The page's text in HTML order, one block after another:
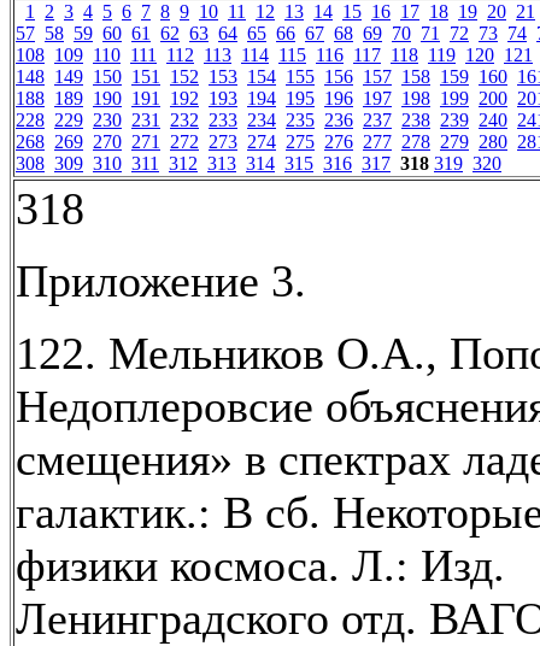
1 2 3 4 5 6 7 8 9 10 11 12 13 14 15 16 17 18 19 20 21
57 58 59 60 61 62 63 64 65 66 67 68 69 70 71 72 73 74
108 109 110 111 112 113 114 115 116 117 118 119 120 121
148 149 150 151 152 153 154 155 156 157 158 159 160
188 189 190 191 192 193 194 195 196 197 198 199 200
228 229 230 231 232 233 234 235 236 237 238 239 240
268 269 270 271 272 273 274 275 276 277 278 279 280
308 309 310 311 312 313 314 315 316 317 318 319 320
318
Приложение 3.
122. Мельников О.А.,
Недоплеровсие
смещения» в спектрах
галактик.: В сб.
физики космоса. Л.: Изд.
Ленинградского отд.